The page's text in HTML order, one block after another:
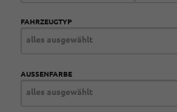
FAHRZEUGTYP
alles ausgewählt
AUSSENFARBE
alles ausgewählt